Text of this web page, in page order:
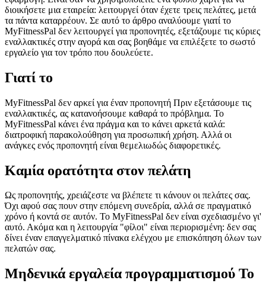
διοικήσετε μια εταιρεία: λειτουργεί όταν έχετε τρεις πελάτες, μετά
τα πάντα καταρρέουν. Σε αυτό το άρθρο αναλύουμε γιατί το
MyFitnessPal δεν λειτουργεί για προπονητές, εξετάζουμε τις κύριες
εναλλακτικές στην αγορά και σας βοηθάμε να επιλέξετε το σωστό
εργαλείο για τον τρόπο που δουλεύετε.
Γιατί το
MyFitnessPal δεν αρκεί για έναν προπονητή Πριν εξετάσουμε τις
εναλλακτικές, ας κατανοήσουμε καθαρά το πρόβλημα. Το
MyFitnessPal κάνει ένα πράγμα και το κάνει αρκετά καλά:
διατροφική παρακολούθηση για προσωπική χρήση. Αλλά οι
ανάγκες ενός προπονητή είναι θεμελιωδώς διαφορετικές.
Καμία ορατότητα στον πελάτη
Ως προπονητής, χρειάζεστε να βλέπετε τι κάνουν οι πελάτες σας.
Όχι αφού σας πουν στην επόμενη συνεδρία, αλλά σε πραγματικό
χρόνο ή κοντά σε αυτόν. Το MyFitnessPal δεν είναι σχεδιασμένο γι'
αυτό. Ακόμα και η λειτουργία "φίλοι" είναι περιορισμένη: δεν σας
δίνει έναν επαγγελματικό πίνακα ελέγχου με επισκόπηση όλων των
πελατών σας.
Μηδενικά εργαλεία προγραμματισμού Το